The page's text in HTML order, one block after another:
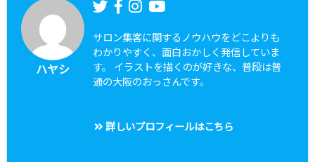
ハヤシ
サロン集客に関するノウハウをどこよりも
わかりやすく、面白おかしく発信していま
す。 イラストを描くのが好きな、普段は普
通の大阪のおっさんです。
詳しいプロフィールはこちら